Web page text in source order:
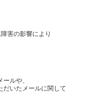
害の影響により
ルや、
だいたメールに関して